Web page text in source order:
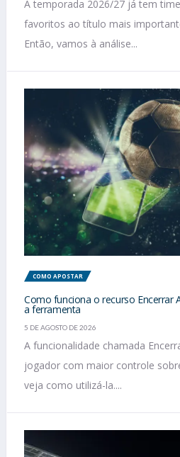
A temporada 2026/27 já tem
favoritos ao título mais
Então, vamos à análise...
COMO APOSTAR
Como funciona o recurso Encerrar
a ferramenta
5 DE AGOSTO DE 2026
A funcionalidade chamada
jogador com maior controle
veja como utilizá-la....